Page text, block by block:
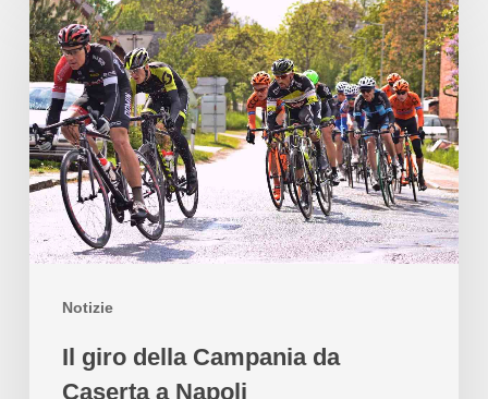
Notizie
Il giro della Campania da
Caserta a Napoli